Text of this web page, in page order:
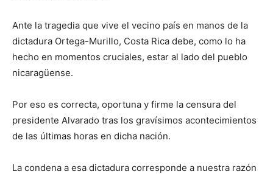
Ante la tragedia que vive el vecino país en manos de la
dictadura Ortega-Murillo, Costa Rica debe, como lo ha
hecho en momentos cruciales, estar al lado del pueblo
nicaragüense.
Por eso es correcta, oportuna y firme la censura del
presidente Alvarado tras los gravísimos acontecimientos
de las últimas horas en dicha nación.
La condena a esa dictadura corresponde a nuestra razón